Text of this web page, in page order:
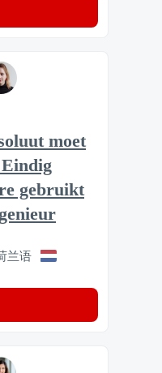
moet
gebruikt
兰语